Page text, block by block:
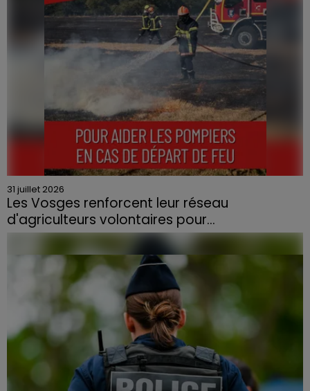
31 juillet 2026
Les Vosges renforcent leur réseau
d'agriculteurs volontaires pour...
Face à la sécheresse et aux risques de départs de feu,
la Chambre d'agriculture des Vosges a lancé un appel
aux agriculteurs volontaires pour venir en aide...